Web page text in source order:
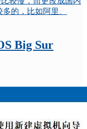
的，比如阿里、
Big Sur